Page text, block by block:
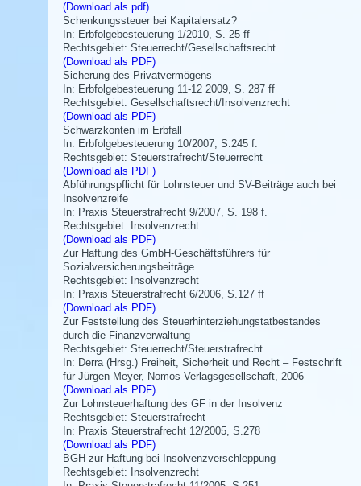
(Download als pdf)
Schenkungssteuer bei Kapitalersatz?
In: Erbfolgebesteuerung 1/2010, S. 25 ff
Rechtsgebiet: Steuerrecht/Gesellschaftsrecht
(Download als PDF)
Sicherung des Privatvermögens
In: Erbfolgebesteuerung 11-12 2009, S. 287 ff
Rechtsgebiet: Gesellschaftsrecht/Insolvenzrecht
(Download als PDF)
Schwarzkonten im Erbfall
In: Erbfolgebesteuerung 10/2007, S.245 f.
Rechtsgebiet: Steuerstrafrecht/Steuerrecht
(Download als PDF)
Abführungspflicht für Lohnsteuer und SV-Beiträge auch bei
Insolvenzreife
In: Praxis Steuerstrafrecht 9/2007, S. 198 f.
Rechtsgebiet: Insolvenzrecht
(Download als PDF)
Zur Haftung des GmbH-Geschäftsführers für
Sozialversicherungsbeiträge
Rechtsgebiet: Insolvenzrecht
In: Praxis Steuerstrafrecht 6/2006, S.127 ff
(Download als PDF)
Zur Feststellung des Steuerhinterziehungstatbestandes
durch die Finanzverwaltung
Rechtsgebiet: Steuerrecht/Steuerstrafrecht
In: Derra (Hrsg.) Freiheit, Sicherheit und Recht – Festschrift
für Jürgen Meyer, Nomos Verlagsgesellschaft, 2006
(Download als PDF)
Zur Lohnsteuerhaftung des GF in der Insolvenz
Rechtsgebiet: Steuerstrafrecht
In: Praxis Steuerstrafrecht 12/2005, S.278
(Download als PDF)
BGH zur Haftung bei Insolvenzverschleppung
Rechtsgebiet: Insolvenzrecht